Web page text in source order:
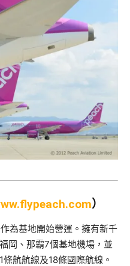
）
為基地開始營運。擁有新千
岡、那霸7個基地機場， 並
航航線及18條國際航線。